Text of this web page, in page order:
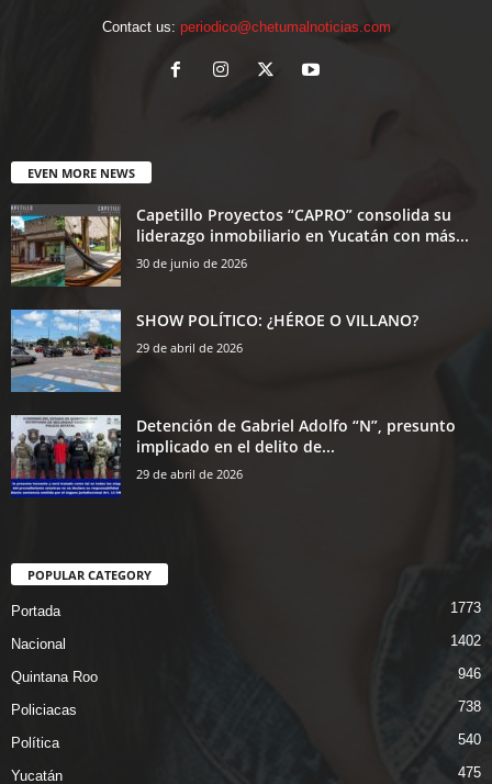
Contact us: periodico@chetumalnoticias.com
EVEN MORE NEWS
Capetillo Proyectos “CAPRO” consolida su
liderazgo inmobiliario en Yucatán con más...
30 de junio de 2026
SHOW POLÍTICO: ¿HÉROE O VILLANO?
29 de abril de 2026
Detención de Gabriel Adolfo “N”, presunto
implicado en el delito de...
29 de abril de 2026
POPULAR CATEGORY
Portada 1773
Nacional 1402
Quintana Roo 946
Policiacas 738
Política 540
Yucatán 475